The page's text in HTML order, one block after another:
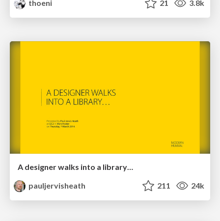
thoeni
21 3.8k
A designer walks into a library…
pauljervisheath
211 24k